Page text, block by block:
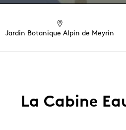
Jardin Botanique Alpin de Meyrin
La Cabine